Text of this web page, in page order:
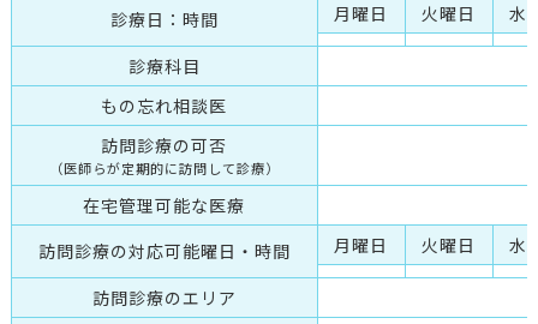
診療日：時間
月曜日 火曜日 水
診療科目
もの忘れ相談医
訪問診療の可否
（医師らが定期的に訪問して診療）
在宅管理可能な医療
訪問診療の対応可能曜日・時間
月曜日 火曜日 水
訪問診療のエリア